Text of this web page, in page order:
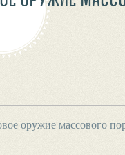
оружие массового